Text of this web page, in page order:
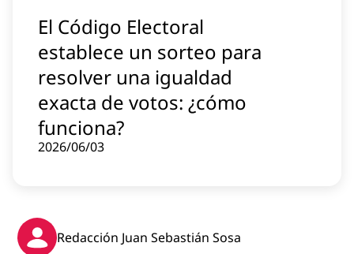
Instagram
El Código Electoral
establece un sorteo para
resolver una igualdad
exacta de votos: ¿cómo
funciona?
2026/06/03
Redacción Juan Sebastián Sosa